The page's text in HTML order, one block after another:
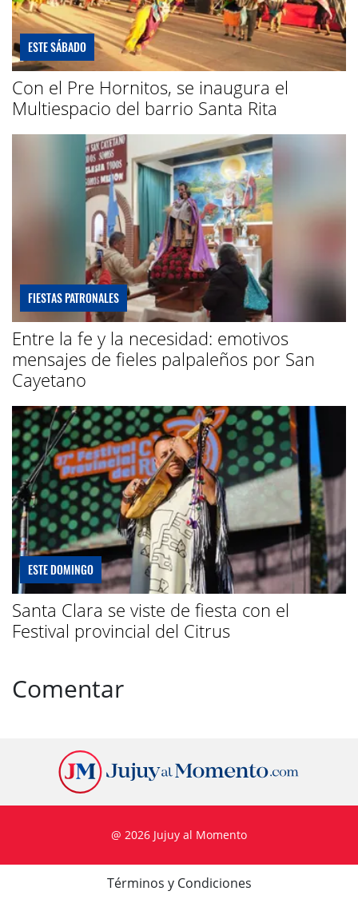
ESTE SÁBADO
Con el Pre Hornitos, se inaugura el
Multiespacio del barrio Santa Rita
FIESTAS PATRONALES
Entre la fe y la necesidad: emotivos
mensajes de fieles palpaleños por San
Cayetano
ESTE DOMINGO
Santa Clara se viste de fiesta con el
Festival provincial del Citrus
Comentar
@ 2026 Jujuy al Momento
Términos y Condiciones